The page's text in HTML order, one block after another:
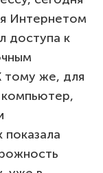
Интернетом
доступа к
тому же, для
компьютер,
показала